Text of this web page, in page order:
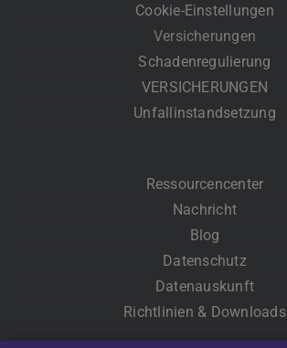
Cookie-Einstellungen
Versicherungen
Schadenregulierung
VERSICHERUNGEN
Unfallinstandsetzung
Ressourcencenter
Nachricht
Blog
Datenschutz
Datenauskunft
Richtlinien & Downloads